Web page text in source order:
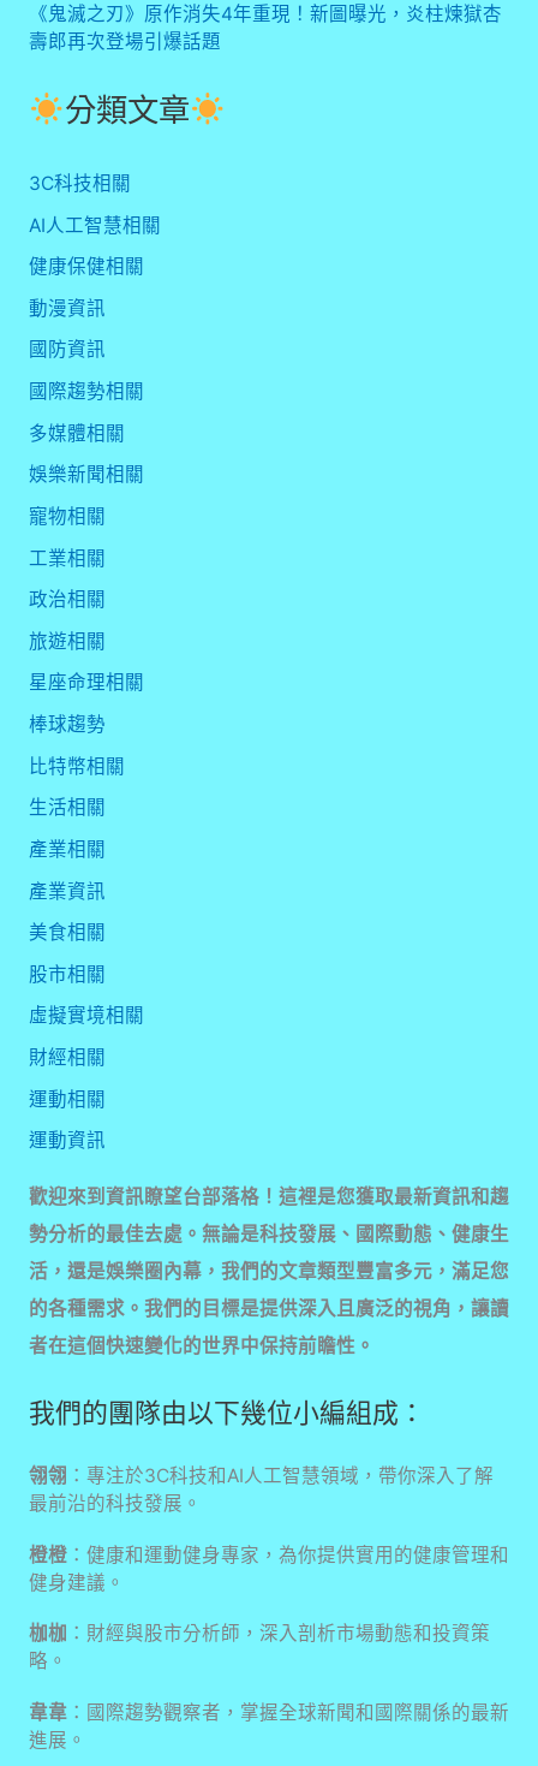
《鬼滅之刃》原作消失4年重現！新圖曝光，炎柱煉獄杏
壽郎再次登場引爆話題
分類文章
3C科技相關
AI人工智慧相關
健康保健相關
動漫資訊
國防資訊
國際趨勢相關
多媒體相關
娛樂新聞相關
寵物相關
工業相關
政治相關
旅遊相關
星座命理相關
棒球趨勢
比特幣相關
生活相關
產業相關
產業資訊
美食相關
股市相關
虛擬實境相關
財經相關
運動相關
運動資訊
歡迎來到資訊瞭望台部落格！這裡是您獲取最新資訊和趨
勢分析的最佳去處。無論是科技發展、國際動態、健康生
活，還是娛樂圈內幕，我們的文章類型豐富多元，滿足您
的各種需求。我們的目標是提供深入且廣泛的視角，讓讀
者在這個快速變化的世界中保持前瞻性。
我們的團隊由以下幾位小編組成：
翎翎 ：專注於3C科技和AI人工智慧領域，帶你深入了解
最前沿的科技發展。
橙橙：健康和運動健身專家，為你提供實用的健康管理和
健身建議。
枷枷 ：財經與股市分析師，深入剖析市場動態和投資策
略。
韋韋：國際趨勢觀察者，掌握全球新聞和國際關係的最新
進展。